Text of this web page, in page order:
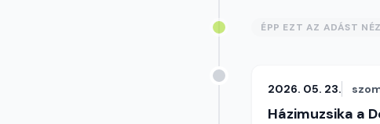
ÉPP EZT AZ ADÁST
2026. 05. 23.
Házimuzsika a